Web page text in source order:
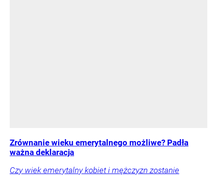
Zrównanie wieku emerytalnego możliwe? Padła
ważna deklaracja
Czy wiek emerytalny kobiet i mężczyzn zostanie